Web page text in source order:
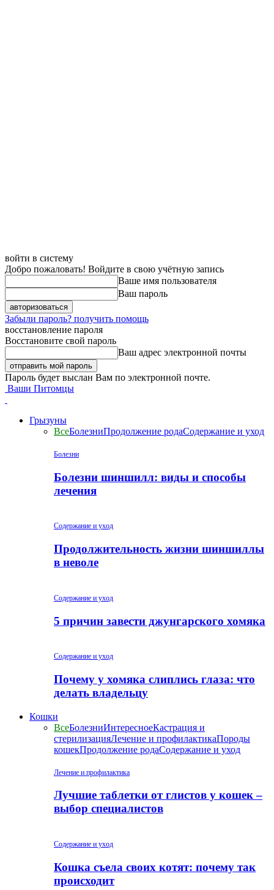
войти в систему
Добро пожаловать! Войдите в свою учётную запись
Ваше имя пользователя
Ваш пароль
Забыли пароль? получить помощь
восстановление пароля
Восстановите свой пароль
Ваш адрес электронной почты
Пароль будет выслан Вам по электронной почте.
Ваши Питомцы
Грызуны
ВсеБолезниПродолжение родаСодержание и уход
Болезни
Болезни шиншилл: виды и способы
лечения
Содержание и уход
Продолжительность жизни шиншиллы
в неволе
Содержание и уход
5 причин завести джунгарского хомяка
Содержание и уход
Почему у хомяка слиплись глаза: что
делать владельцу
Кошки
ВсеБолезниИнтересноеКастрация и
стерилизацияЛечение и профилактикаПороды
кошекПродолжение родаСодержание и уход
Лечение и профилактика
Лучшие таблетки от глистов у кошек –
выбор специалистов
Содержание и уход
Кошка съела своих котят: почему так
происходит